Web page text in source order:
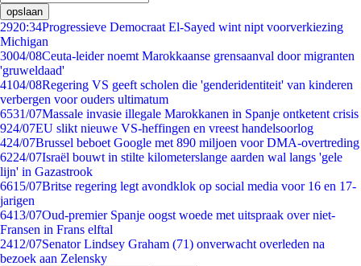
opslaan
2920:34Progressieve Democraat El-Sayed wint nipt voorverkiezing
Michigan
3004/08Ceuta-leider noemt Marokkaanse grensaanval door migranten
'gruweldaad'
4104/08Regering VS geeft scholen die 'genderidentiteit' van kinderen
verbergen voor ouders ultimatum
6531/07Massale invasie illegale Marokkanen in Spanje ontketent crisis
924/07EU slikt nieuwe VS-heffingen en vreest handelsoorlog
424/07Brussel beboet Google met 890 miljoen voor DMA-overtreding
6224/07Israël bouwt in stilte kilometerslange aarden wal langs 'gele
lijn' in Gazastrook
6615/07Britse regering legt avondklok op social media voor 16 en 17-
jarigen
6413/07Oud-premier Spanje oogst woede met uitspraak over niet-
Fransen in Frans elftal
2412/07Senator Lindsey Graham (71) onverwacht overleden na
bezoek aan Zelensky